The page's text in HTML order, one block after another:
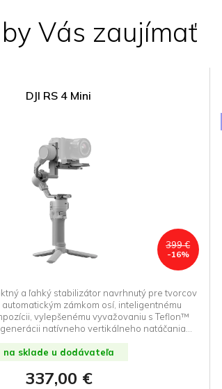
Vás zaujímať
DJI RS 4 Mini
399 €
-16%
a ľahký stabilizátor navrhnutý pre tvorcov
zámkom osí, inteligentnému
vylepšenému vyvažovaniu s Teflon™
natívneho vertikálneho natáčania
pre nezávislých filmárov a kreatívnych
chcú posunúť svoju produkciu na vyššiu
úroveň.
na sklade u dodávateľa
337,00 €